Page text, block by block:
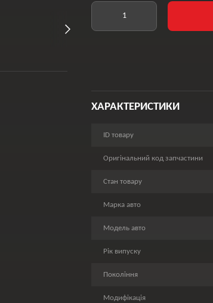
ХАРАКТЕРИСТИКИ
ID товару
Оригінальний код запчастини
Стан товару
Марка авто
Модель авто
Рік випуску
Покоління
Модифікація